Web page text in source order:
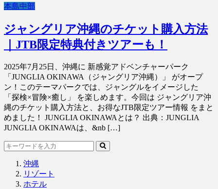
本島中部
ジャングリア沖縄のチケット購入方法
｜JTB限定特典付きツアーも！
2025年7月25日、沖縄に 新感覚アドベンチャーパーク
「JUNGLIA OKINAWA（ジャングリア沖縄）」 がオープ
ン！このテーマパークでは、ジャングルをイメージした
「探検×冒険×癒し」 を楽しめます。今回は ジャングリア沖
縄のチケット購入方法と、お得なJTB限定ツアー情報 をまと
めました！ JUNGLIA OKINAWAとは？ 出典：JUNGLIA
JUNGLIA OKINAWAは、&nb […]
沖縄
リゾート
ホテル